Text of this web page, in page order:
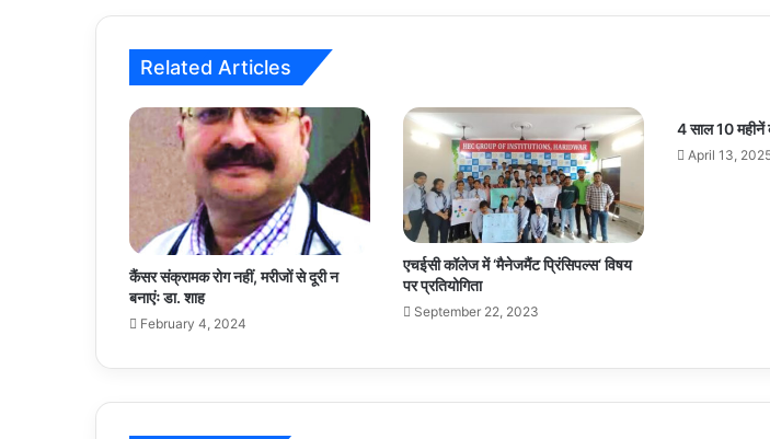
Related Articles
कैंसर संक्रामक रोग नहीं, मरीजों से दूरी न
बनाएंः डा. शाह
February 4, 2024
एचईसी कॉलेज में ‘मैनेजमैंट प्रिंसिपल्स‘ विषय
पर प्रतियोगिता
September 22, 2023
4 साल 10 महीनें
April 13,